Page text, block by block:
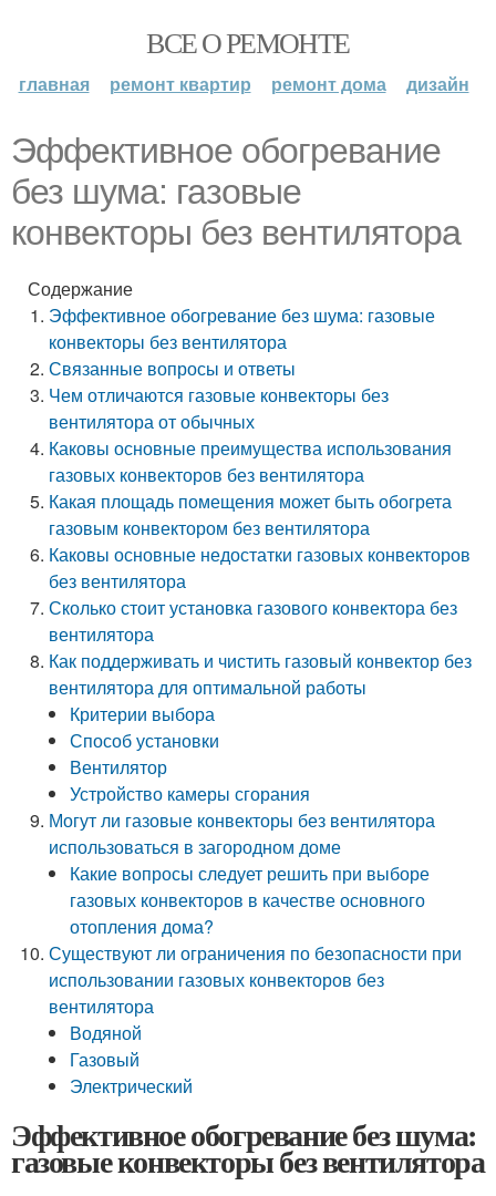
ВСЕ О РЕМОНТЕ
главная ремонт квартир ремонт дома дизайн
Эффективное обогревание
без шума: газовые
конвекторы без вентилятора
Содержание
Эффективное обогревание без шума: газовые
конвекторы без вентилятора
Связанные вопросы и ответы
Чем отличаются газовые конвекторы без
вентилятора от обычных
Каковы основные преимущества использования
газовых конвекторов без вентилятора
Какая площадь помещения может быть обогрета
газовым конвектором без вентилятора
Каковы основные недостатки газовых конвекторов
без вентилятора
Сколько стоит установка газового конвектора без
вентилятора
Как поддерживать и чистить газовый конвектор без
вентилятора для оптимальной работы
Критерии выбора
Способ установки
Вентилятор
Устройство камеры сгорания
Могут ли газовые конвекторы без вентилятора
использоваться в загородном доме
Какие вопросы следует решить при выборе
газовых конвекторов в качестве основного
отопления дома?
Существуют ли ограничения по безопасности при
использовании газовых конвекторов без
вентилятора
Водяной
Газовый
Электрический
Эффективное обогревание без шума:
газовые конвекторы без вентилятора